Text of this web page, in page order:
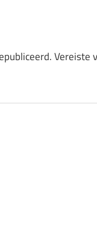
Vereiste